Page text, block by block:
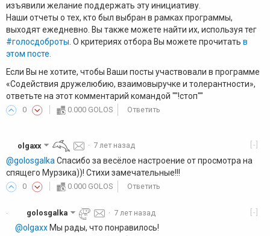
изъявили желание поддержать эту инициативу.
Наши отчеты о тех, кто был выбран в рамках программы,
выходят ежедневно. Вы также можете найти их, используя тег
#голосдоброты . О критериях отбора Вы можете прочитать в
этом посте.
Если Вы не хотите, чтобы Ваши посты участвовали в программе
«Содействия дружелюбию, взаимовыручке и толерантности»,
ответьте на этот комментарий командой ""!стоп""
0 0.000 GOLOS Ответить
[-]
olgaxx · 7 лет назад
@golosgalka Спасибо за весёлое настроение от просмотра на
спящего Мурзика))! Стихи замечательные!!!
0 0.000 GOLOS Ответить
· [-]
golosgalka · 7 лет назад
@olgaxx Мы рады, что понравилось!